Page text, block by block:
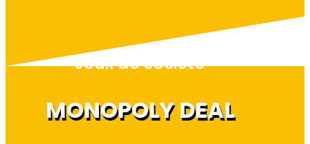
Jeux de société
MONOPOLY DEAL